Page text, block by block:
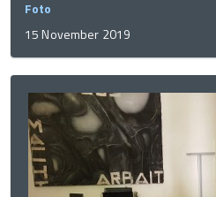
Foto
15 November 2019